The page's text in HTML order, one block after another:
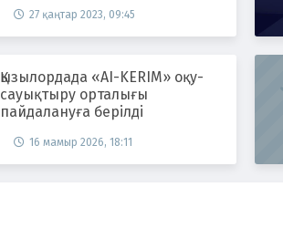
27 қаңтар 2023, 09:45
Қызылордада «AI-KERIM» оқу-
сауықтыру орталығы
пайдалануға берілді
16 мамыр 2026, 18:11